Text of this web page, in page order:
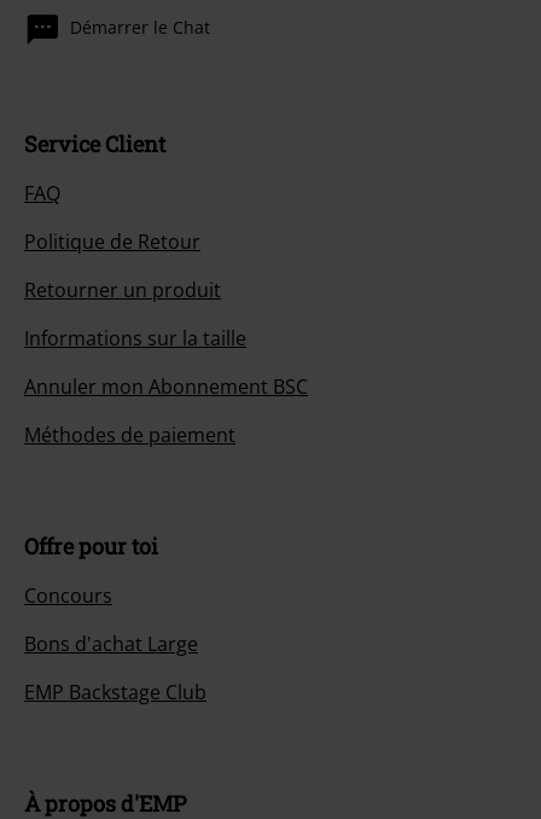
Démarrer le Chat
Service Client
FAQ
Politique de Retour
Retourner un produit
Informations sur la taille
Annuler mon Abonnement BSC
Méthodes de paiement
Offre pour toi
Concours
Bons d'achat Large
EMP Backstage Club
À propos d'EMP